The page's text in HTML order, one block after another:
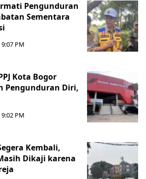
Pengunduran
Sementara
PM
Kota Bogor
Pengunduran Diri,
PM
Kembali,
Dikaji karena